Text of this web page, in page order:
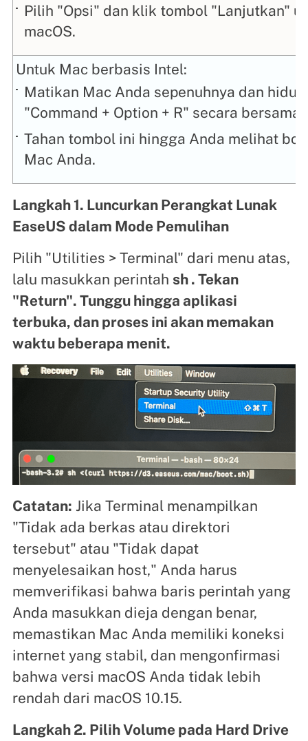
Pilih "Opsi" dan klik tombol "Lanjutkan"
macOS.
Untuk Mac berbasis Intel:
Matikan Mac Anda sepenuhnya dan
"Command + Option + R" secara
Tahan tombol ini hingga Anda melihat
Mac Anda.
Langkah 1. Luncurkan Perangkat Lunak
EaseUS dalam Mode Pemulihan
Pilih "Utilities > Terminal" dari menu atas,
lalu masukkan perintah sh . Tekan
"Return". Tunggu hingga aplikasi
terbuka, dan proses ini akan memakan
waktu beberapa menit.
Catatan: Jika Terminal menampilkan
"Tidak ada berkas atau direktori
tersebut" atau "Tidak dapat
menyelesaikan host," Anda harus
memverifikasi bahwa baris perintah yang
Anda masukkan dieja dengan benar,
memastikan Mac Anda memiliki koneksi
internet yang stabil, dan mengonfirmasi
bahwa versi macOS Anda tidak lebih
rendah dari macOS 10.15.
Langkah 2. Pilih Volume pada Hard Drive